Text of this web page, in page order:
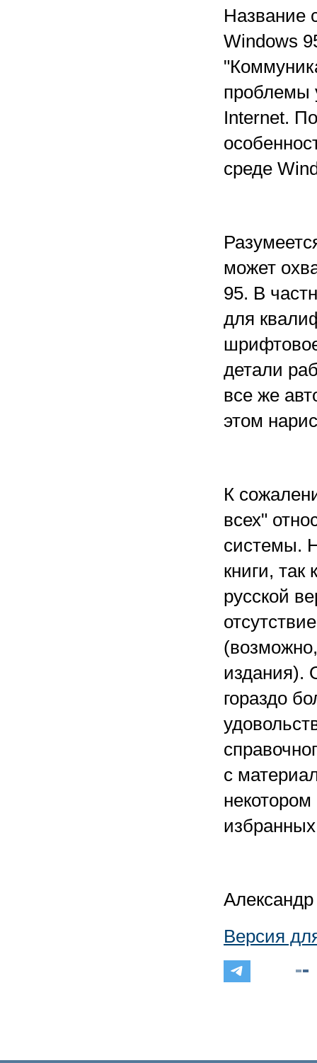
Название
Windows
проблемы
Internet.
среде
может
95. В
для
детали
все же
этом
К
всех"
системы.
книги,
русской
издания).
гораздо
с
некотором
Версия